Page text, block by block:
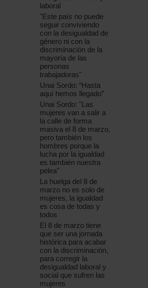
laboral
"Este país no puede
seguir conviviendo
con la desigualdad de
género ni con la
discriminación de la
mayoría de las
personas
trabajadoras"
Unai Sordo: “Hasta
aquí hemos llegado”
Unai Sordo: "Las
mujeres van a salir a
la calle de forma
masiva el 8 de marzo,
pero también los
hombres porque la
lucha por la igualdad
es también nuestra
pelea"
La huelga del 8 de
marzo no es solo de
mujeres, la igualdad
es cosa de todas y
todos
El 8 de marzo tiene
que ser una jornada
histórica para acabar
con la discriminación,
para corregir la
desigualdad laboral y
social que sufren las
mujeres